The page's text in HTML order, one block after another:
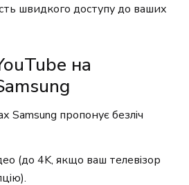
швидкого доступу до ваших
на
Samsung пропонує безліч
(до 4K, якщо ваш телевізор